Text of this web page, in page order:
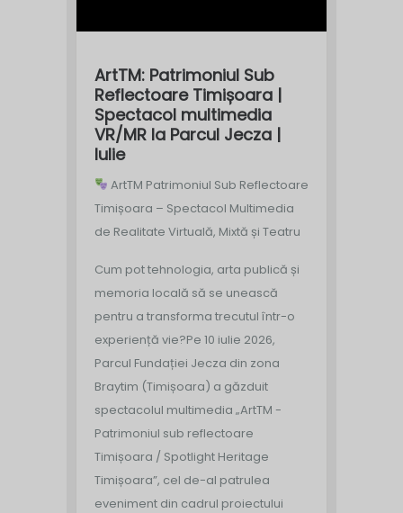
ArtTM: Patrimoniul Sub
Reflectoare Timișoara |
Spectacol multimedia
VR/MR la Parcul Jecza |
Iulie
ArtTM Patrimoniul Sub Reflectoare
Timișoara – Spectacol Multimedia
de Realitate Virtuală, Mixtă și Teatru
Cum pot tehnologia, arta publică și
memoria locală să se unească
pentru a transforma trecutul într-o
experiență vie?Pe 10 iulie 2026,
Parcul Fundației Jecza din zona
Braytim (Timișoara) a găzduit
spectacolul multimedia „ArtTM -
Patrimoniul sub reflectoare
Timișoara / Spotlight Heritage
Timișoara”, cel de-al patrulea
eveniment din cadrul proiectului